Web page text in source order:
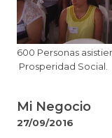
​600 Personas
Prosperidad Social.
Mi Negocio
27/09/2016